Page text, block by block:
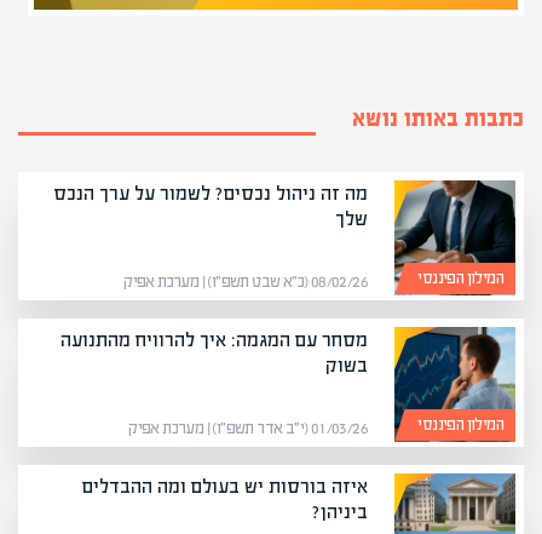
כתבות באותו נושא
המילון הפיננסי
מה זה ניהול נכסים? לשמור על ערך הנכס
שלך
08/02/26 (כ״א שבט תשפ״ו) | מערכת אפיק
המילון הפיננסי
מסחר עם המגמה: איך להרוויח מהתנועה
בשוק
01/03/26 (י״ב אדר תשפ״ו) | מערכת אפיק
איזה בורסות יש בעולם ומה ההבדלים
ביניהן?